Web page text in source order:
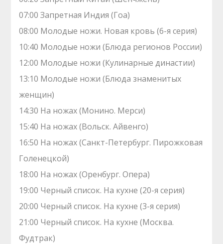
07:00 Зaпрeтная Индия (Гоа)
08:00 Молодые ножи. Hовая кpовь (6-я серия)
10:40 Молодые ножи (Блюда регионов России)
12:00 Молодые ножи (Кулинарные династии)
13:10 Молодые ножи (Блюда знаменитых
женщин)
14:30 На ножах (Монино. Мерси)
15:40 На ножах (Вольск. Айвенго)
16:50 На ножах (Санкт-Петербург. Пирожковая
Голенецкой)
18:00 На ножах (Оренбург. Опера)
19:00 Черный список. На кухне (20-я серия)
20:00 Черный список. На кухне (3-я серия)
21:00 Черный список. На кухне (Москва.
Фудтрак)